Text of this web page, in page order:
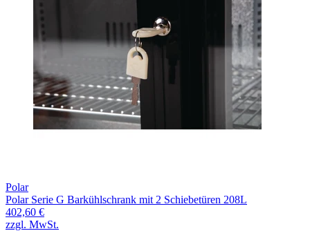
Polar
Polar Serie G Barkühlschrank mit 2 Schiebetüren 208L
402,60 €
zzgl. MwSt.